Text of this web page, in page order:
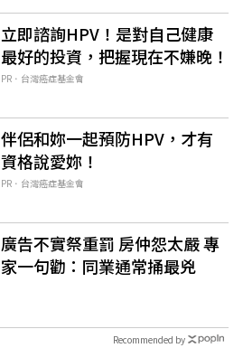
立即諮詢HPV！是對自己健康
最好的投資，把握現在不嫌晚！
PR．台灣癌症基金會
伴侶和妳一起預防HPV，才有
資格說愛妳！
PR．台灣癌症基金會
廣告不實祭重罰 房仲怨太嚴 專
家一句勸：同業通常捅最兇
Recommended by